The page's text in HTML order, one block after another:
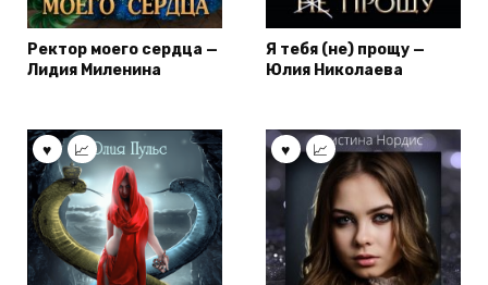
Ректор моего сердца —
Лидия Миленина
Я тебя (не) прощу —
Юлия Николаева